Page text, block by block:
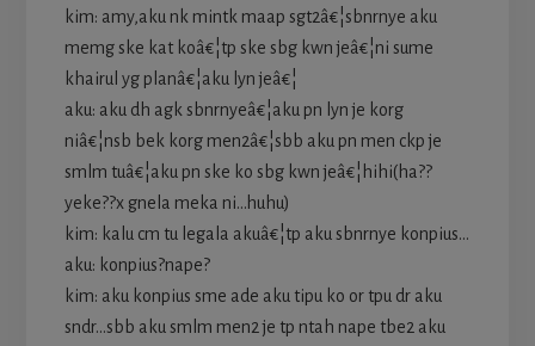
kim: amy,aku nk mintk maap sgt2â€¦sbnrnye aku
memg ske kat koâ€¦tp ske sbg kwn jeâ€¦ni sume
khairul yg planâ€¦aku lyn jeâ€¦
aku: aku dh agk sbnrnyeâ€¦aku pn lyn je korg
niâ€¦nsb bek korg men2â€¦sbb aku pn men ckp je
smlm tuâ€¦aku pn ske ko sbg kwn jeâ€¦hihi(ha??
yeke??x gnela meka ni…huhu)
kim: kalu cm tu legala akuâ€¦tp aku sbnrnye konpius…
aku: konpius?nape?
kim: aku konpius sme ade aku tipu ko or tpu dr aku
sndr…sbb aku smlm men2 je tp ntah nape tbe2 aku